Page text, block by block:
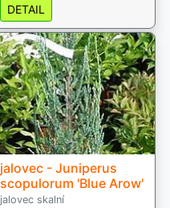
DETAIL
jalovec - Juniperus
scopulorum 'Blue Arow'
jalovec skalní